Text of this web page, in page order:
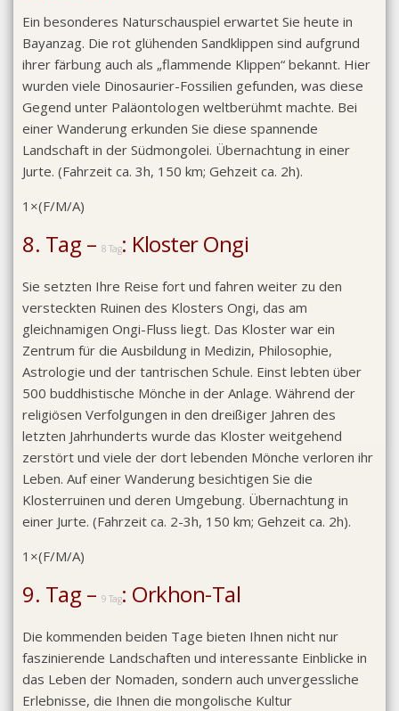
Ein besonderes Naturschauspiel erwartet Sie heute in
Bayanzag. Die rot glühenden Sandklippen sind aufgrund
ihrer färbung auch als „flammende Klippen“ bekannt. Hier
wurden viele Dinosaurier-Fossilien gefunden, was diese
Gegend unter Paläontologen weltberühmt machte. Bei
einer Wanderung erkunden Sie diese spannende
Landschaft in der Südmongolei. Übernachtung in einer
Jurte. (Fahrzeit ca. 3h, 150 km; Gehzeit ca. 2h).
1×(F/M/A)
8. Tag – 8 Tag: Kloster Ongi
Sie setzten Ihre Reise fort und fahren weiter zu den
versteckten Ruinen des Klosters Ongi, das am
gleichnamigen Ongi-Fluss liegt. Das Kloster war ein
Zentrum für die Ausbildung in Medizin, Philosophie,
Astrologie und der tantrischen Schule. Einst lebten über
500 buddhistische Mönche in der Anlage. Während der
religiösen Verfolgungen in den dreißiger Jahren des
letzten Jahrhunderts wurde das Kloster weitgehend
zerstört und viele der dort lebenden Mönche verloren ihr
Leben. Auf einer Wanderung besichtigen Sie die
Klosterruinen und deren Umgebung. Übernachtung in
einer Jurte. (Fahrzeit ca. 2-3h, 150 km; Gehzeit ca. 2h).
1×(F/M/A)
9. Tag – 9 Tag: Orkhon-Tal
Die kommenden beiden Tage bieten Ihnen nicht nur
faszinierende Landschaften und interessante Einblicke in
das Leben der Nomaden, sondern auch unvergessliche
Erlebnisse, die Ihnen die mongolische Kultur